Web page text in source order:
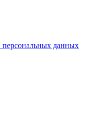
персональных данных